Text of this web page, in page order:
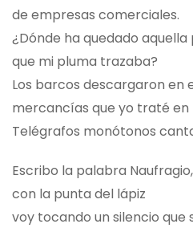
de empresas comerciales.
¿Dónde ha quedado
que mi pluma trazaba?
Los barcos descargaron en
mercancías que yo traté en
Telégrafos monótonos
Escribo la palabra Naufragio,
con la punta del lápiz
voy tocando un silencio que